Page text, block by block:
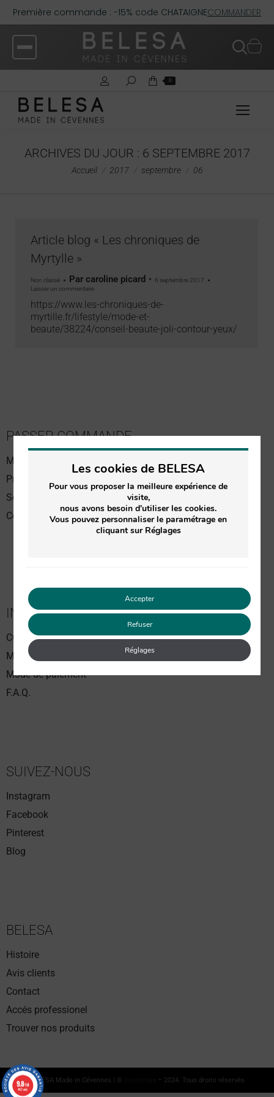
Première commande : -15% code CHATAIGNECOMMANDER
0
ARCHIVES DU JOUR : 6 SEPTEMBRE 2017
Vous êtes ici :
Accueil 2017 septembre 06
Article blog « Les chroniques de
Myrtylle »
Non classé Par caroline picard
6 septembre 2017
Laisser un commentaire
https://www.les-chroniques-de-
myrtille.fr/lifestyle/mode-et-
beaute/38224/conseil-beaute-joli-contour-yeux/
PASSER COMMANDE
Meilleures ventes
Produits Soin du visage
Soin du corps
Coffrets Soin du visage
INFORMATIONS
CGV
Mention légales
Mode de paiement
F.A.Q.
SUIVEZ-NOUS
Instagram
Facebook
Pinterest
Blog
BELESA
Histoire
Avis clients
Contact
Accés professionel
Trouver nos produits
BELESA Made in Cévennes | © – 2024. Tous droits réservés
Les cookies de BELESA
Pour vous proposer la meilleure expérience de
visite,
nous avons besoin d'utiliser les cookies.
Vous pouvez personnaliser le paramétrage en
cliquant sur Réglages
Accepter
Refuser
Réglages
9.8/10
442 avis
9.8/10
442 avis